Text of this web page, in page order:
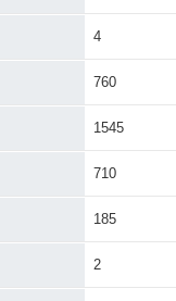
4
760
1545
710
185
2